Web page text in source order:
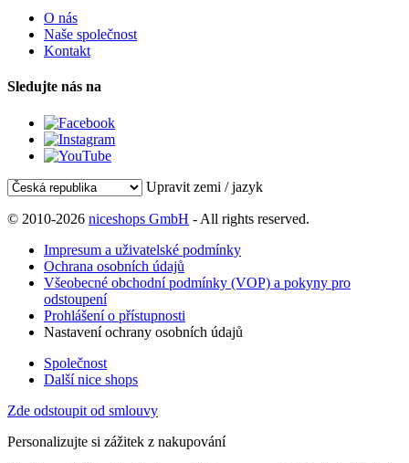
O nás
Naše společnost
Kontakt
Sledujte nás na
Upravit zemi / jazyk
© 2010-2026 niceshops GmbH - All rights reserved.
Impresum a uživatelské podmínky
Ochrana osobních údajů
Všeobecné obchodní podmínky (VOP) a pokyny pro
odstoupení
Prohlášení o přístupnosti
Nastavení ochrany osobních údajů
Společnost
Další nice shops
Zde odstoupit od smlouvy
Personalizujte si zážitek z nakupování